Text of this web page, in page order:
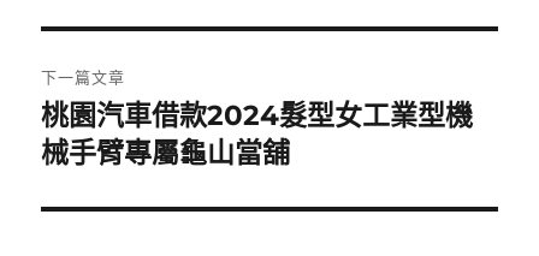
覽
文
章:
下一篇文章
下
一
文
桃園汽車借款2024髮型女工業型機
械手臂專屬龜山當舖